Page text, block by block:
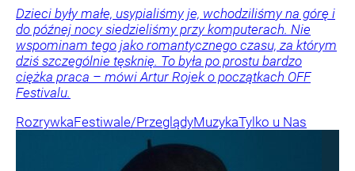
Dzieci były małe, usypialiśmy je, wchodziliśmy na górę i
do późnej nocy siedzieliśmy przy komputerach. Nie
wspominam tego jako romantycznego czasu, za którym
dziś szczególnie tęsknię. To była po prostu bardzo
ciężka praca – mówi Artur Rojek o początkach OFF
Festivalu.
RozrywkaFestiwale/PrzeglądyMuzykaTylko u Nas